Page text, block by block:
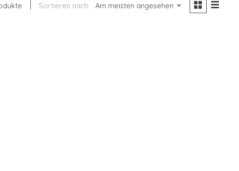
Sortieren nach Am meisten angesehen